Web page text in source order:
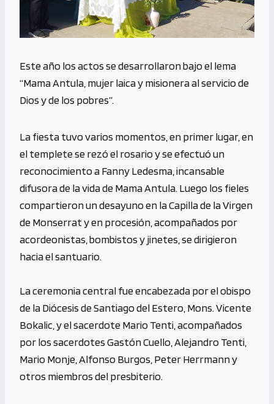
Este año los actos se desarrollaron bajo el lema
“Mama Antula, mujer laica y misionera al servicio de
Dios y de los pobres”.
La fiesta tuvo varios momentos, en primer lugar, en
el templete se rezó el rosario y se efectuó un
reconocimiento a Fanny Ledesma, incansable
difusora de la vida de Mama Antula. Luego los fieles
compartieron un desayuno en la Capilla de la Virgen
de Monserrat y en procesión, acompañados por
acordeonistas, bombistos y jinetes, se dirigieron
hacia el santuario.
La ceremonia central fue encabezada por el obispo
de la Diócesis de Santiago del Estero, Mons. Vicente
Bokalic, y el sacerdote Mario Tenti, acompañados
por los sacerdotes Gastón Cuello, Alejandro Tenti,
Mario Monje, Alfonso Burgos, Peter Herrmann y
otros miembros del presbiterio.